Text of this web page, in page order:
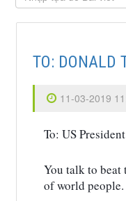
TO: DONALD
11-03-2019
To: US
You talk to beat
of world people.